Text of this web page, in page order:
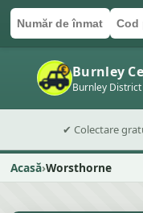
Burnley District
✔ Colectare
Acasă Worsthorne